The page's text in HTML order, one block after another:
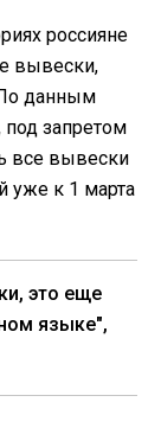
россияне
вывески,
данным
под запретом
все вывески
уже к 1 марта
это еще
языке",